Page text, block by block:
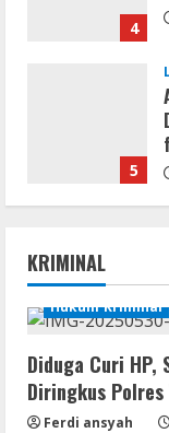
4
5
1
KRIMINAL
Hukum Kriminal
Diduga Curi HP,
Diringkus Polres
Ferdi ansyah